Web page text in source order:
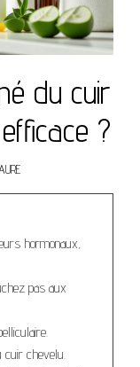
du cuir
?
hormonaux,
pas aux
cuir chevelu.